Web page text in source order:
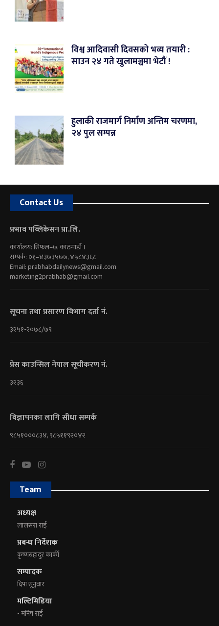
विश्व आदिवासी दिवसको भव्य तयारी :
साउन २४ गते खुलामञ्चमा भेटौं !
हुलाकी राजमार्ग निर्माण अन्तिम चरणमा,
२४ पुल सम्पन्न
Contact Us
प्रभाव पब्लिकेसन प्रा.लि.
कार्यालय: सिफल–७, काठमाडौं ।
सम्पर्क: ०१–४३७३५७७, ४५८४३६८
Email:prabhabdailynews@gmail.com
marketing2prabhab@gmail.com
सूचना तथा प्रसारण विभाग दर्ता नं.
३२५१-२०७८/७९
प्रेस काउन्सिल नेपाल सूचीकरण नं.
३२३६
विज्ञापनका लागि सीधा सम्पर्क
९८५१०००८३४, ९८५११९२०४२
Team
अध्यक्ष
लालसरा राई
प्रबन्ध निर्देशक
कृष्णबहादुर कार्की
सम्पादक
दिपा सुनुवार
मल्टिमिडिया
- मनिष राई